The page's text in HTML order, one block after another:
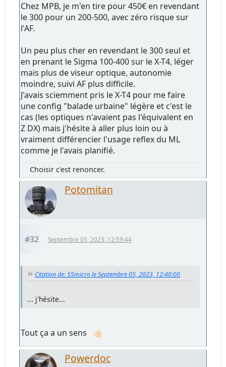
Chez MPB, je m'en tire pour 450€ en revendant
le 300 pour un 200-500, avec zéro risque sur
l'AF.
Un peu plus cher en revendant le 300 seul et
en prenant le Sigma 100-400 sur le X-T4, léger
mais plus de viseur optique, autonomie
moindre, suivi AF plus difficile.
J'avais sciemment pris le X-T4 pour me faire
une config "balade urbaine" légère et c'est le
cas (les optiques n'avaient pas l'équivalent en
Z DX) mais j'hésite à aller plus loin ou à
vraiment différencier l'usage reflex du ML
comme je l'avais planifié.
Choisir c'est renoncer.
Potomitan
#32 Septembre 05, 2023, 12:59:44
Citation de: 55micro le Septembre 05, 2023, 12:40:00
... j'hésite...
Tout ça a un sens 👍🏻
Powerdoc